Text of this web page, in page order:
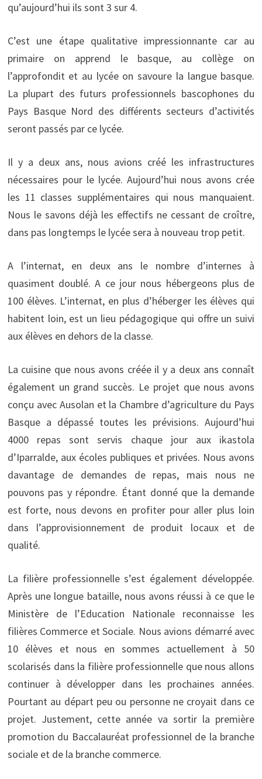
qu’aujourd’hui ils sont 3 sur 4.
C’est une étape qualitative impressionnante car au
primaire on apprend le basque, au collège on
l’approfondit et au lycée on savoure la langue basque.
La plupart des futurs professionnels bascophones du
Pays Basque Nord des différents secteurs d’activités
seront passés par ce lycée.
Il y a deux ans, nous avions créé les infrastructures
nécessaires pour le lycée. Aujourd’hui nous avons crée
les 11 classes supplémentaires qui nous manquaient.
Nous le savons déjà les effectifs ne cessant de croître,
dans pas longtemps le lycée sera à nouveau trop petit.
A l’internat, en deux ans le nombre d’internes à
quasiment doublé. A ce jour nous hébergeons plus de
100 élèves. L’internat, en plus d’héberger les élèves qui
habitent loin, est un lieu pédagogique qui offre un suivi
aux élèves en dehors de la classe.
La cuisine que nous avons créée il y a deux ans connaît
également un grand succès. Le projet que nous avons
conçu avec Ausolan et la Chambre d’agriculture du Pays
Basque a dépassé toutes les prévisions. Aujourd’hui
4000 repas sont servis chaque jour aux ikastola
d’Iparralde, aux écoles publiques et privées. Nous avons
davantage de demandes de repas, mais nous ne
pouvons pas y répondre. Étant donné que la demande
est forte, nous devons en profiter pour aller plus loin
dans l’approvisionnement de produit locaux et de
qualité.
La filière professionnelle s’est également développée.
Après une longue bataille, nous avons réussi à ce que le
Ministère de l’Education Nationale reconnaisse les
filières Commerce et Sociale. Nous avions démarré avec
10 élèves et nous en sommes actuellement à 50
scolarisés dans la filière professionnelle que nous allons
continuer à développer dans les prochaines années.
Pourtant au départ peu ou personne ne croyait dans ce
projet. Justement, cette année va sortir la première
promotion du Baccalauréat professionnel de la branche
sociale et de la branche commerce.